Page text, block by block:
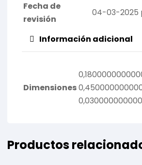
Fecha de
revisión
04-03-2025
Información adicional
Dimensiones
Productos